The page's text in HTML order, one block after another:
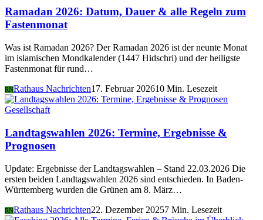
Ramadan 2026: Datum, Dauer & alle Regeln zum
Fastenmonat
Was ist Ramadan 2026? Der Ramadan 2026 ist der neunte Monat
im islamischen Mondkalender (1447 Hidschri) und der heiligste
Fastenmonat für rund…
RNRathaus Nachrichten17. Februar 202610 Min. Lesezeit
Gesellschaft
Landtagswahlen 2026: Termine, Ergebnisse &
Prognosen
Update: Ergebnisse der Landtagswahlen – Stand 22.03.2026 Die
ersten beiden Landtagswahlen 2026 sind entschieden. In Baden-
Württemberg wurden die Grünen am 8. März…
RNRathaus Nachrichten22. Dezember 20257 Min. Lesezeit